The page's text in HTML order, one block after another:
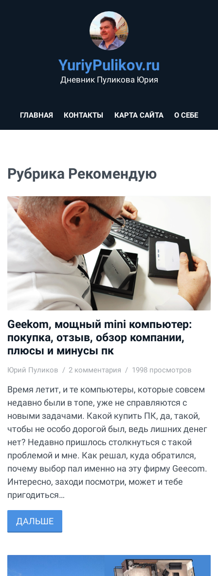
YuriyPulikov.ru
Дневник Пуликова Юрия
ГЛАВНАЯ КОНТАКТЫ КАРТА САЙТА О СЕБЕ
Рубрика Рекомендую
Geekom, мощный mini компьютер:
покупка, отзыв, обзор компании,
плюсы и минусы пк
Юрий Пуликов 2 комментария 1998 просмотров
Время летит, и те компьютеры, которые совсем
недавно были в топе, уже не справляются с
новыми задачами. Какой купить ПК, да, такой,
чтобы не особо дорогой был, ведь лишних денег
нет? Недавно пришлось столкнуться с такой
проблемой и мне. Как решал, куда обратился,
почему выбор пал именно на эту фирму Geecom.
Интересно, заходи посмотри, может и тебе
пригодиться…
ДАЛЬШЕ